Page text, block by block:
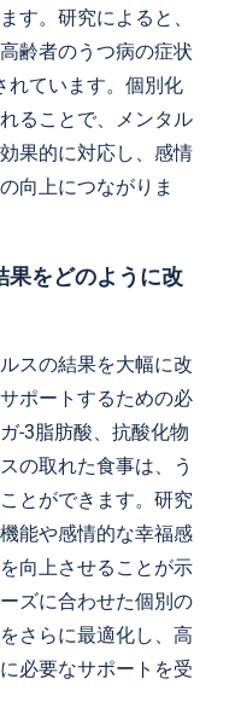
す。研究によると、
齢者のうつ病の症状
れています。個別化
ることで、メンタル
果的に対応し、感情
向上につながりま
果をどのように改
スの結果を大幅に改
ポートするための必
-3脂肪酸、抗酸化物
の取れた食事は、う
とができます。研究
能や感情的な幸福感
向上させることが示
ズに合わせた個別の
さらに最適化し、高
必要なサポートを受